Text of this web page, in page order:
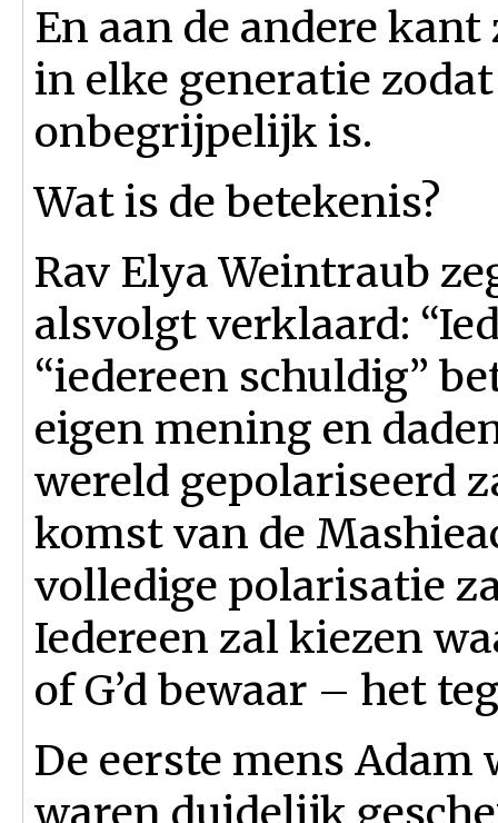
En aan de andere
in elke generatie
onbegrijpelijk is.
Wat is de betekenis?
Rav Elya Weintraub
alsvolgt verklaard:
“iedereen schuldig”
eigen mening en
wereld gepolariseerd
komst van de
volledige polarisatie
Iedereen zal kiezen
of G’d bewaar – het
De eerste mens Adam
waren duidelijk